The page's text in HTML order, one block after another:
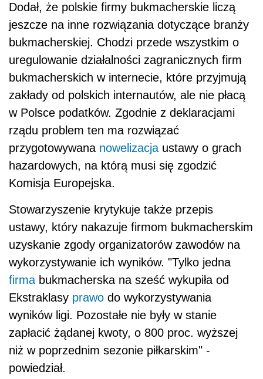
Dodał, że polskie firmy bukmacherskie liczą
jeszcze na inne rozwiązania dotyczące branży
bukmacherskiej. Chodzi przede wszystkim o
uregulowanie działalności zagranicznych firm
bukmacherskich w internecie, które przyjmują
zakłady od polskich internautów, ale nie płacą
w Polsce podatków. Zgodnie z deklaracjami
rządu problem ten ma rozwiązać
przygotowywana nowelizacja ustawy o grach
hazardowych, na którą musi się zgodzić
Komisja Europejska.
Stowarzyszenie krytykuje także przepis
ustawy, który nakazuje firmom bukmacherskim
uzyskanie zgody organizatorów zawodów na
wykorzystywanie ich wyników. "Tylko jedna
firma bukmacherska na sześć wykupiła od
Ekstraklasy prawo do wykorzystywania
wyników ligi. Pozostałe nie były w stanie
zapłacić żądanej kwoty, o 800 proc. wyższej
niż w poprzednim sezonie piłkarskim" -
powiedział.